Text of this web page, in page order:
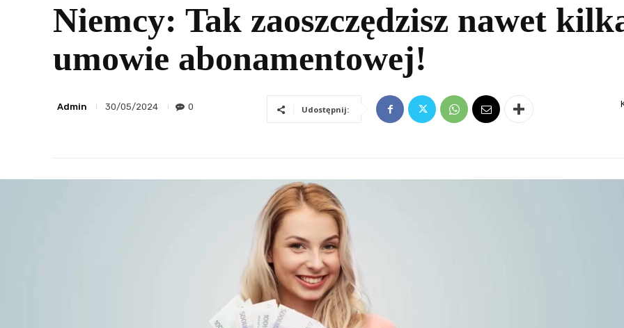
Niemcy: Tak zaoszczędzisz nawet
umowie abonamentowej!
Admin 30/05/2024 0 Udostępnij: